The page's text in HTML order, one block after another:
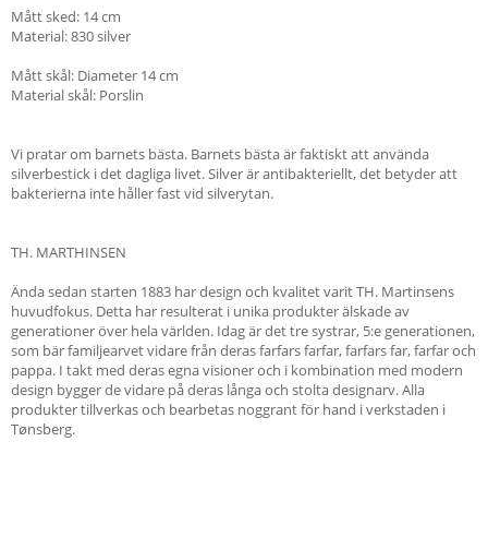
Mått sked: 14 cm
Material: 830 silver
Mått skål: Diameter 14 cm
Material skål: Porslin
Vi pratar om barnets bästa. Barnets bästa är faktiskt att använda
silverbestick i det dagliga livet. Silver är antibakteriellt, det betyder att
bakterierna inte håller fast vid silverytan.
TH. MARTHINSEN
Ända sedan starten 1883 har design och kvalitet varit TH. Martinsens
huvudfokus. Detta har resulterat i unika produkter älskade av
generationer över hela världen. Idag är det tre systrar, 5:e generationen,
som bär familjearvet vidare från deras farfars farfar, farfars far, farfar och
pappa. I takt med deras egna visioner och i kombination med modern
design bygger de vidare på deras långa och stolta designarv. Alla
produkter tillverkas och bearbetas noggrant för hand i verkstaden i
Tønsberg.